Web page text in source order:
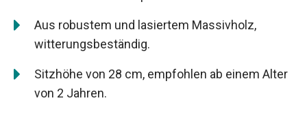
Aus robustem und lasiertem Massivholz,
witterungsbeständig.
Sitzhöhe von 28 cm, empfohlen ab einem Alter
von 2 Jahren.